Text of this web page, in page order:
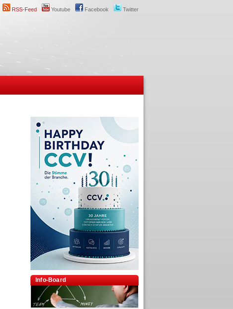
Twitter
Facebook
Youtube
RSS-Feed
Info-Board